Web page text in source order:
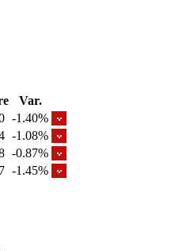
Var.
-1.40%
-1.08%
-0.87%
-1.45%